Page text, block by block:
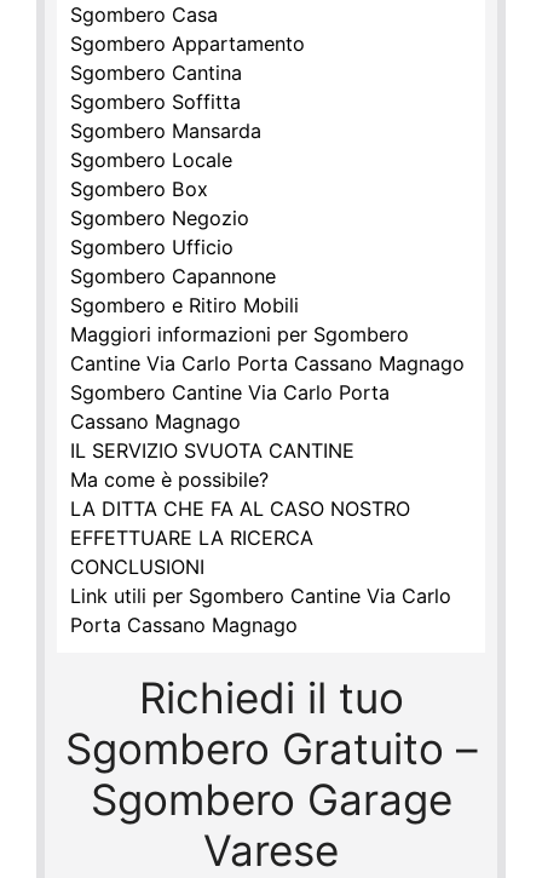
Sgombero Casa
Sgombero Appartamento
Sgombero Cantina
Sgombero Soffitta
Sgombero Mansarda
Sgombero Locale
Sgombero Box
Sgombero Negozio
Sgombero Ufficio
Sgombero Capannone
Sgombero e Ritiro Mobili
Maggiori informazioni per Sgombero
Cantine Via Carlo Porta Cassano Magnago
Sgombero Cantine Via Carlo Porta
Cassano Magnago
IL SERVIZIO SVUOTA CANTINE
Ma come è possibile?
LA DITTA CHE FA AL CASO NOSTRO
EFFETTUARE LA RICERCA
CONCLUSIONI
Link utili per Sgombero Cantine Via Carlo
Porta Cassano Magnago
Richiedi il tuo
Sgombero Gratuito –
Sgombero Garage
Varese